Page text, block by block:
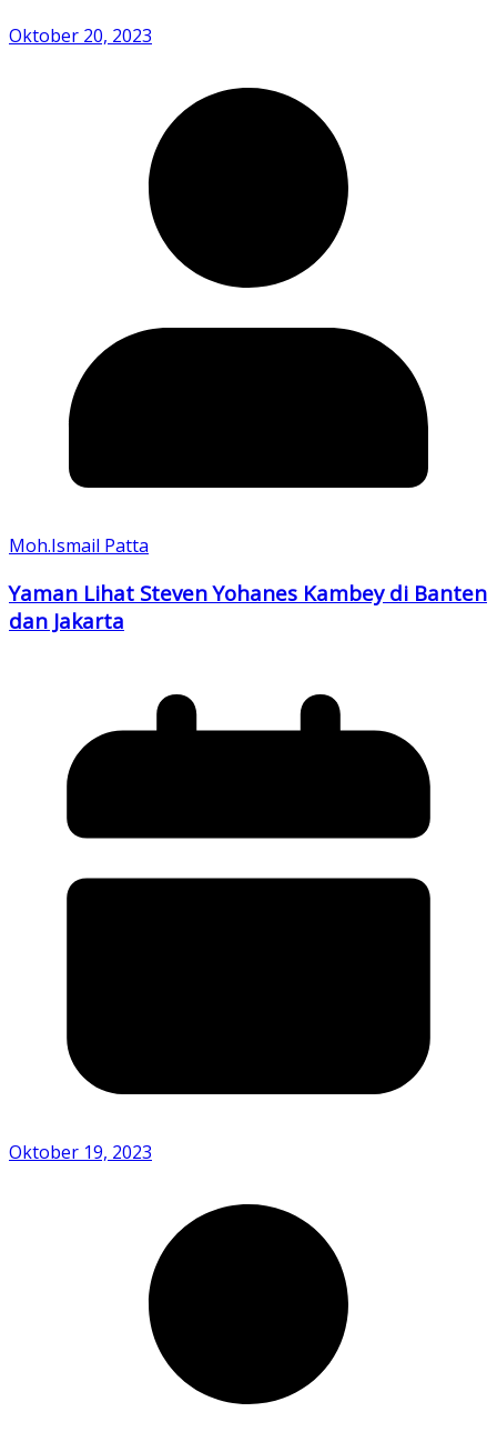
Oktober 20, 2023
Moh.Ismail Patta
Yaman Lihat Steven Yohanes Kambey di Banten
dan Jakarta
Oktober 19, 2023